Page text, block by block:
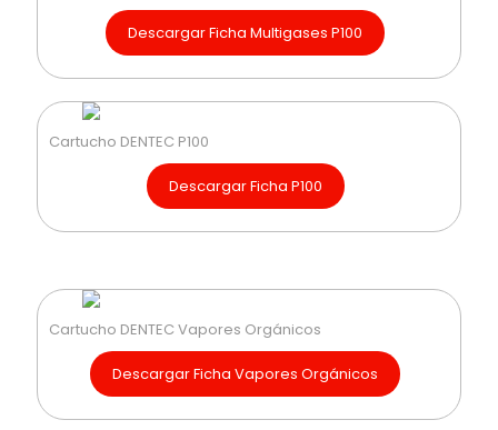
Descargar Ficha Multigases P100
Cartucho DENTEC P100
Descargar Ficha P100
Cartucho DENTEC Vapores Orgánicos
Descargar Ficha Vapores Orgánicos